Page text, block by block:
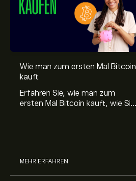
Wie man zum ersten Mal Bitcoin
kauft
Erfahren Sie, wie man zum
ersten Mal Bitcoin kauft, wie Sie
MEHR ERFAHREN